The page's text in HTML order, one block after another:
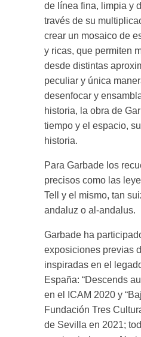
de línea fina, limpia y
través de su
crear un mosaico de
y ricas, que permiten
desde distintas
peculiar y única
desenfocar y
historia, la obra de
tiempo y el espacio,
historia.
Para Garbade los
precisos como las
Tell y el mismo, tan
andaluz o al-andalus.
Garbade ha
exposiciones previas
inspiradas en el
España: “Descends
en el ICAM 2020 y
Fundación Tres
de Sevilla en 2021;